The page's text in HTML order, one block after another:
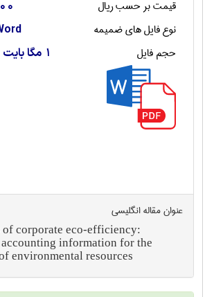
قیمت بر حسب ریال
نوع فایل های ضمیمه
حجم فایل 1 مگا بایت
عنوان مقاله انگليسی
of corporate eco-efficiency:
information for the
environmental resources